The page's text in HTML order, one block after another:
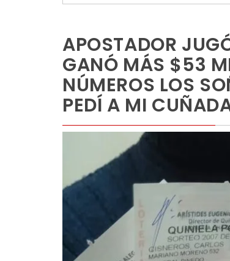
APOSTADOR
GANÓ MÁS $53
NÚMEROS LOS
PEDÍ A MI